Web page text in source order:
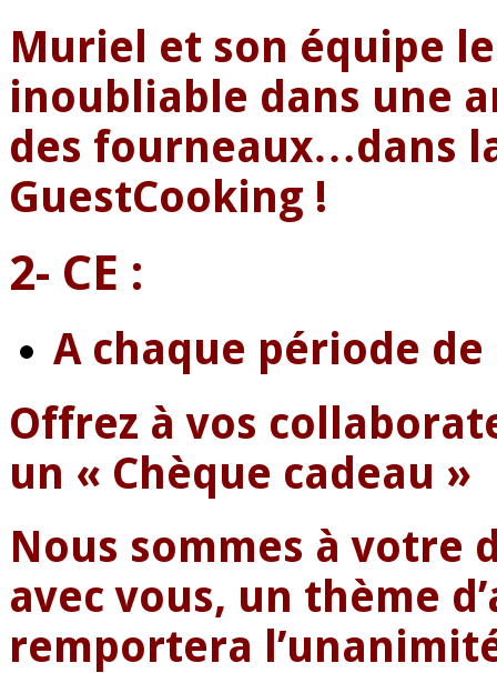
Muriel et son équipe
inoubliable dans une
des fourneaux…dans
GuestCooking !
2- CE :
A chaque période
Offrez à vos
un « Chèque cadeau »
Nous sommes à
avec vous, un thème
remportera